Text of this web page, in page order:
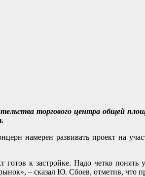
торгового центра общей
намерен развивать проект на
к застройке. Надо четко
– сказал Ю. Сбоев, отметив, что